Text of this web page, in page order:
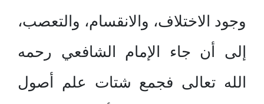
وجود الاختلاف، والانقسام، والتعصب،
إلى أن جاء الإمام الشافعي رحمه
الله تعالى فجمع شتات علم أصول